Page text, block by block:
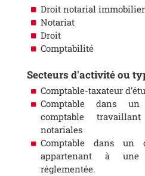
Droit notarial
Notariat
Droit
Comptabilité
Secteurs d'activité ou
Comptable-taxateur
Comptable dans un
comptable
notariales
Comptable dans un
appartenant à une
réglementée.